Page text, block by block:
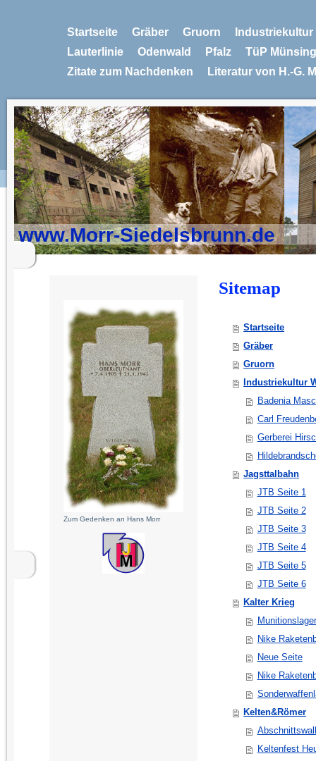
Startseite Gräber Gruorn
Industriekultur
Lauterlinie
Odenwald Pfalz
TüP
Zitate zum Nachdenken
Literatur von H.-G.
www.Morr-Siedelsbrunn.de
Zum Gedenken an Hans Morr
Sitemap
Startseite
Gräber
Gruorn
Industriekultur
Badenia
Carl
Gerberei
Jagsttalbahn
JTB Seite 1
JTB Seite 2
JTB Seite 3
JTB Seite 4
JTB Seite 5
JTB Seite 6
Kalter Krieg
Nike
Neue Seite
Nike
Kelten&Römer
Keltenfest